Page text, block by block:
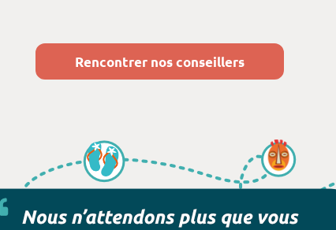
Rencontrer nos conseillers